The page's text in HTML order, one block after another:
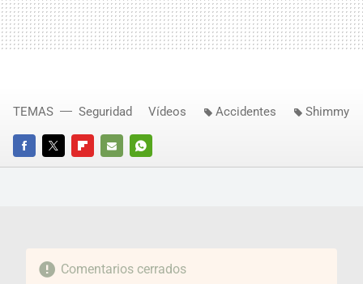
FACEBOOKTWITTERFLIPBOARD
E-
WHATSAPP
TEMAS Seguridad Vídeos Accidentes Shimmy
Comentarios cerrados